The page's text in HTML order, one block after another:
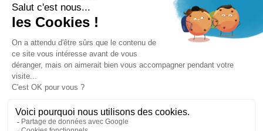
Mentions légales
Conditions générales de ventes